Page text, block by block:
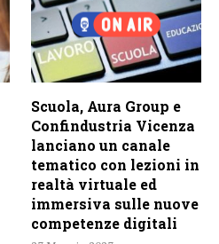
Scuola, Aura Group e
Confindustria Vicenza
lanciano un canale
tematico con lezioni in
realtà virtuale ed
immersiva sulle nuove
competenze digitali